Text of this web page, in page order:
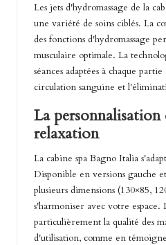
Les jets d'hydromassage de la
une variété de soins ciblés. La
des fonctions d'hydromassage
musculaire optimale. La
séances adaptées à chaque
circulation sanguine et
La personnalisation
relaxation
La cabine spa Bagno Italia
Disponible en versions gauche
plusieurs dimensions (130×85,
s'harmoniser avec votre espace.
particulièrement la qualité des
d'utilisation, comme en